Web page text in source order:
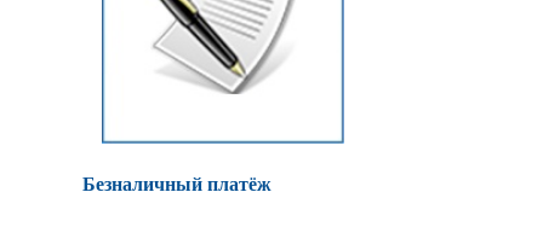
Безналичный платёж